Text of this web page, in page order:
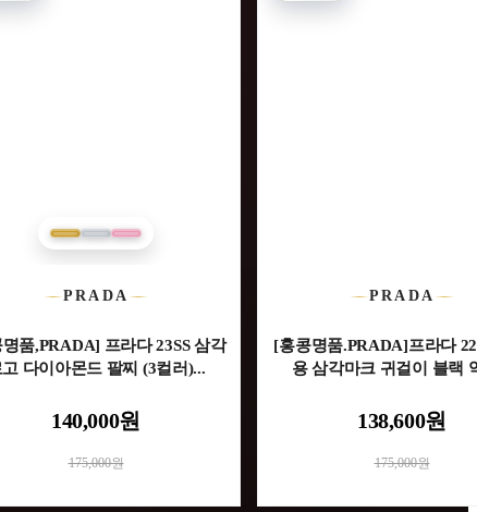
PRADA
품,PRADA] 프라다 23SS 삼각
고 다이아몬드 팔찌 (3컬러)...
140,000원
175,000원
PRADA
[홍콩명품.PRADA]프라다
용 삼각마크 귀걸이 블랙
138,600원
175,000원